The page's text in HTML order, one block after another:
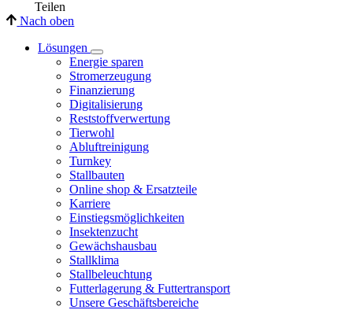
Teilen
Nach oben
Lösungen
Energie sparen
Stromerzeugung
Finanzierung
Digitalisierung
Reststoffverwertung
Tierwohl
Abluftreinigung
Turnkey
Stallbauten
Online shop & Ersatzteile
Karriere
Einstiegsmöglichkeiten
Insektenzucht
Gewächshausbau
Stallklima
Stallbeleuchtung
Futterlagerung & Futtertransport
Unsere Geschäftsbereiche